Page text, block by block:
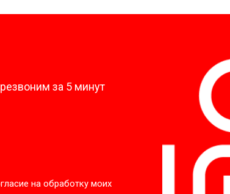
за 5 минут
на обработку моих